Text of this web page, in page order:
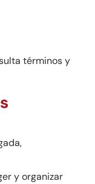
términos y
y organizar